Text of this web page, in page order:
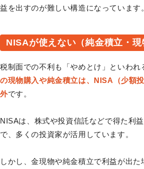
益を出すのが難しい構造になっています。
NISAが使えない（純金積立・現
税制面での不利も「やめとけ」といわれ
の現物購入や純金積立は、NISA（少額
外です。
NISAは、株式や投資信託などで得た利
で、多くの投資家が活用しています。
しかし、金現物や純金積立で利益が出